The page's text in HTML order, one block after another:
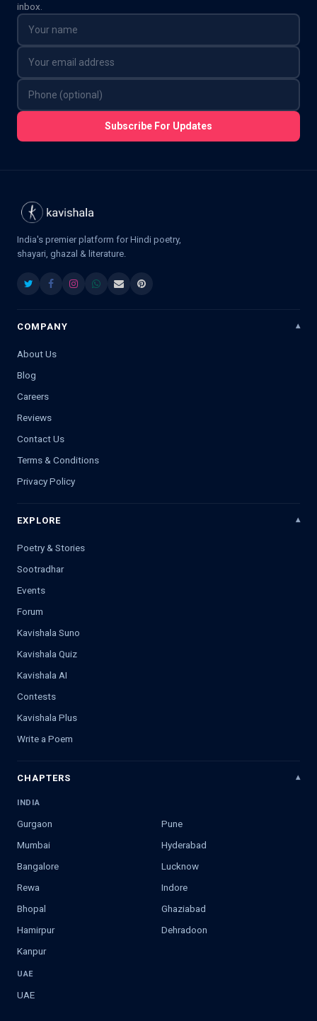
inbox.
Subscribe For Updates
India's premier platform for Hindi poetry,
shayari, ghazal & literature.
COMPANY
About Us
Blog
Careers
Reviews
Contact Us
Terms & Conditions
Privacy Policy
EXPLORE
Poetry & Stories
Sootradhar
Events
Forum
Kavishala Suno
Kavishala Quiz
Kavishala AI
Contests
Kavishala Plus
Write a Poem
CHAPTERS
INDIA
Gurgaon
Pune
Mumbai
Hyderabad
Bangalore
Lucknow
Rewa
Indore
Bhopal
Ghaziabad
Hamirpur
Dehradoon
Kanpur
UAE
UAE